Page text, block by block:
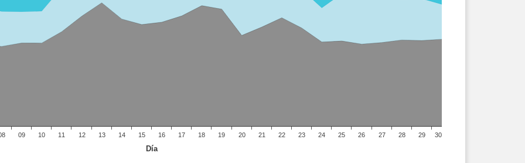
Día
09 10 11 12 13 14 15 16 17 18 19 20 21 22 23 24 25 26 27 28 29 30